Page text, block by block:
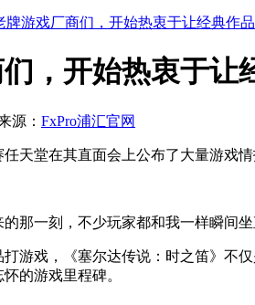
牌游戏厂商们，开始热衷于让经典作
，开始热衷于让
源： FxPro浦汇官网
天堂在其直面会上公布了大量游戏情
一刻，不少玩家都和我一样瞬间坐
戏，《塞尔达传说：时之笛》不仅
的游戏里程碑。